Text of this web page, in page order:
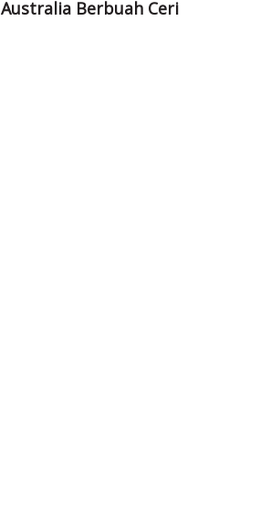
Australia Berbuah Ceri